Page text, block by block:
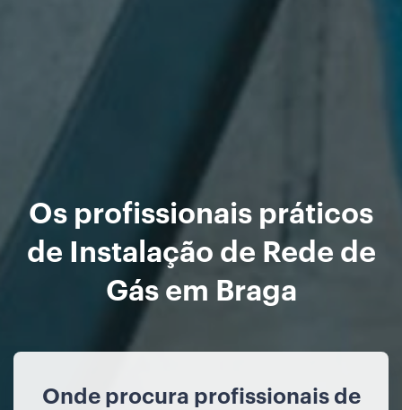
Os profissionais práticos
de Instalação de Rede de
Gás em Braga
Onde procura profissionais de